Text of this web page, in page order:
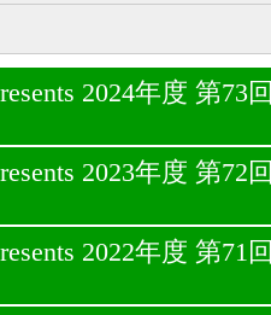
2024年度 第73
2023年度 第72
2022年度 第71